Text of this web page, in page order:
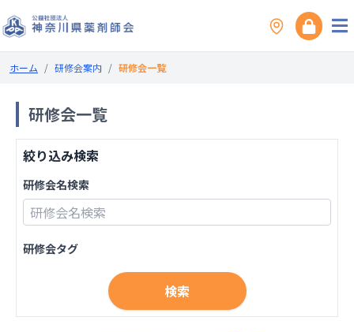
ホーム / 研修会案内 / 研修会一覧
研修会一覧
絞り込み検索
研修会名検索
研修会タグ
検索